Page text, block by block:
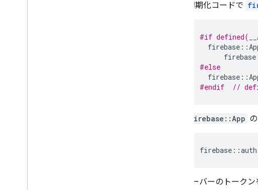
初期化コードで
#if
firebase ::
firebase
#else
firebase ::
#endif
//
firebase::App の
firebase ::auth
認証サーバーのトーク